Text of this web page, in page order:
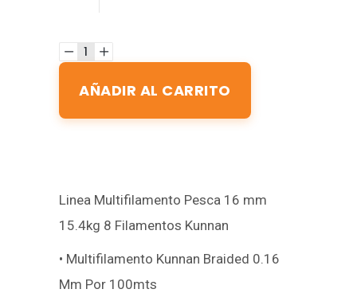
AÑADIR AL CARRITO
Linea Multifilamento Pesca 16 mm
15.4kg 8 Filamentos Kunnan
• Multifilamento Kunnan Braided 0.16
Mm Por 100mts